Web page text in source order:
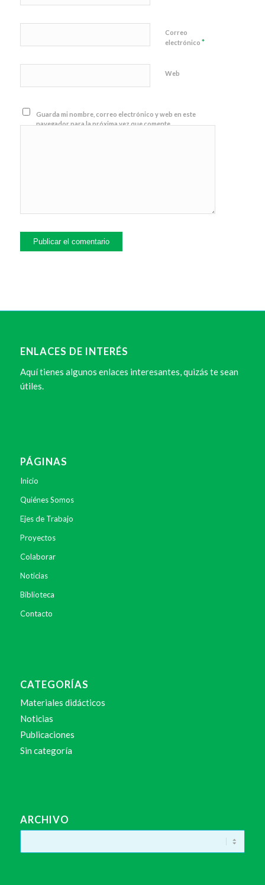
Correo
electrónico *
Web
Guarda mi nombre, correo electrónico y web en este
navegador para la próxima vez que comente.
ENLACES DE INTERÉS
Aquí tienes algunos enlaces interesantes, quizás te sean
útiles.
PÁGINAS
Inicio
Quiénes Somos
Ejes de Trabajo
Proyectos
Colaborar
Noticias
Biblioteca
Contacto
CATEGORÍAS
Materiales didácticos
Noticias
Publicaciones
Sin categoría
ARCHIVO